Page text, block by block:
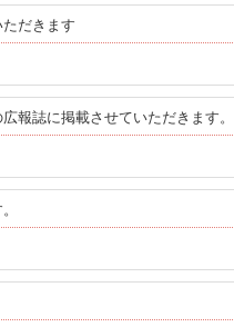
だきます
報誌に掲載させていただきます。